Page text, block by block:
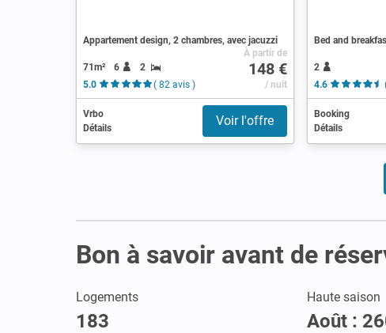
Appartement design, 2 chambres, avec jacuzzi
71m² 6
2
5.0
( 82 avis )
À partir de
148 €
/ nuit
Vrbo
Détails
Voir l'offre
Bed and
2
4.6
Booking
Détails
Bon à savoir avant de
Logements
183
Haute saison
Août :